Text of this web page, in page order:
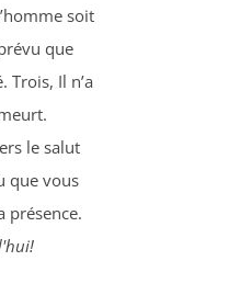
soit
que
Trois, Il n’a
le salut
que vous
présence.